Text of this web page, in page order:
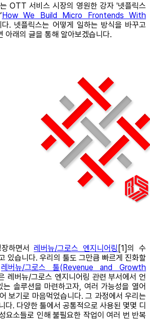
OTT 서비스 시장의 영원한 강자 '넷플릭스
How We Build Micro Frontends With
. 넷플릭스는 어떻게 일하는 방식을 바꾸고
아래의 글을 통해 알아보겠습니다.
하면서 레버뉴/그로스 엔지니어링 [1]의 수
있습니다. 우리의 툴도 그만큼 빠르게 진화할
레버뉴/그로스 툴(Revenue and Growth
레버뉴/그로스 엔지니어링 관련 부서에서 언
솔루션을 마련하고자, 여러 가능성을 열어
보기로 마음먹었습니다. 그 과정에서 우리는
다. 다양한 툴에서 공통적으로 사용된 몇몇 디
요소들로 인해 불필요한 작업이 여러 번 반복